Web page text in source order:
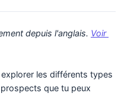
depuis l'anglais. Voir
les différents types
que tu peux